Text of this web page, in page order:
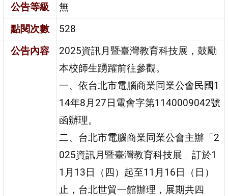
公告等級
無
點閱次數
528
公告內容
2025資訊月暨臺灣教育科技展，鼓勵
本校師生踴躍前往參觀。
一、依台北市電腦商業同業公會民國1
14年8月27日電會字第1140009042號
函辦理。
二、台北市電腦商業同業公會主辦「2
025資訊月暨臺灣教育科技展」訂於1
1月13日（四）起至11月16日（日）
止，台北世貿一館辦理，展期共四